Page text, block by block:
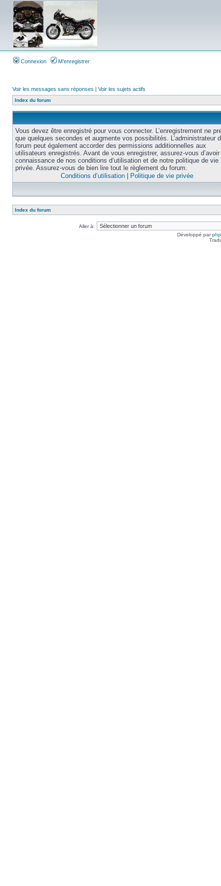
Connexion M’enregistrer
Voir les messages sans réponses | Voir les sujets actifs
Index du forum
Vous devez être enregistré pour vous connecter. L’enregistrement ne
que quelques secondes et augmente vos possibilités. L’administrateur
forum peut également accorder des permissions additionnelles aux
utilisateurs enregistrés. Avant de vous enregistrer, assurez-vous
connaissance de nos conditions d’utilisation et de notre politique de vie
privée. Assurez-vous de bien lire tout le règlement du forum.
Conditions d’utilisation
Politique de vie privée
Index du forum
Aller à:
Développé par